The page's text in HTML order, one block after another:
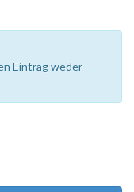
Eintrag weder